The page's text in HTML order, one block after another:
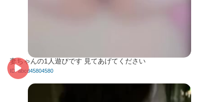
妻ちゃんの1人遊びです 見てあげてください
ID: abcd45804580